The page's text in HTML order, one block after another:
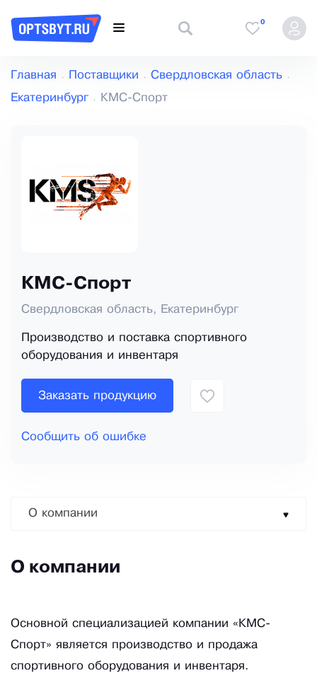
0
Главная Поставщики Свердловская область
Екатеринбург КМС-Спорт
КМС-Спорт
Свердловская область, Екатеринбург
Производство и поставка спортивного
оборудования и инвентаря
Заказать продукцию
Сообщить об ошибке
О компании
О компании
Основной специализацией компании «КМС-
Спорт» является производство и продажа
спортивного оборудования и инвентаря.